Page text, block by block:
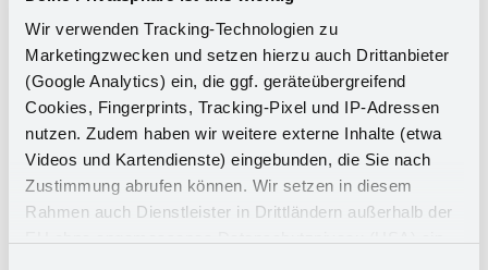
Wir verwenden Tracking-Technologien zu
Marketingzwecken und setzen hierzu auch Drittanbieter
(Google Analytics) ein, die ggf. geräteübergreifend
Cookies, Fingerprints, Tracking-Pixel und IP-Adressen
nutzen. Zudem haben wir weitere externe Inhalte (etwa
Videos und Kartendienste) eingebunden, die Sie nach
Zustimmung abrufen können. Wir setzen in diesem
Rahmen auch Dienstleister in Drittländern außerhalb der
çözümlerimizin çok yönlülüğünü ve şıklığını keşfedin.